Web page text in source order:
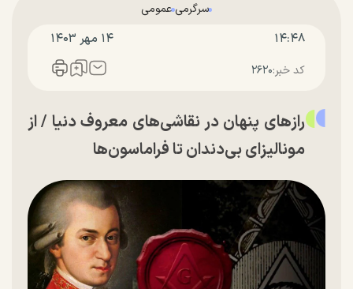
سرگرمی عمومی
۱۴:۴۸ ۱۴ مهر ۱۴۰۳
کد خبر:۲۶۲۰
راز‌های پنهان در نقاشی‌های معروف دنیا / از
مونالیزای بی‌دندان تا فراماسون‌ها